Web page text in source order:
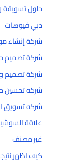
حلول تسويقة
دبي فيوهات
شركة إنشاء
شركة تصميم
شركة تصميم
شركه تحسين
شركه تسويق
علاقة
غير مصنف
كيف اظهر